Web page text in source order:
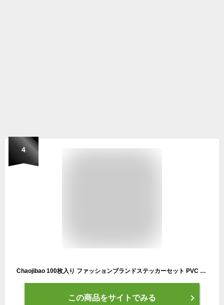
4
Chaojibao 100枚入り ファッションブランドステッカーセット PVC 防水デカール ダイアリー 可愛い おしゃれ DIYステッカー、スーツケースステッカー スノーボード、スーツケース、ギター、車 バイク 、ヘルメット、パソコン 携帯ノート ステッカー (ファッションブランド)
この商品をサイトでみる